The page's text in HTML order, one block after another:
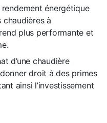
rendement énergétique
chaudières à
plus performante et
d’une chaudière
droit à des primes
ainsi l’investissement